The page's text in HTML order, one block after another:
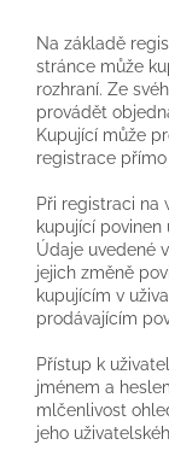
Na základě
stránce může
rozhraní. Ze
provádět
Kupující může
registrace
Při registraci na
kupující
Údaje uvedené
jejich změně
kupujícím v
prodávajícím
Přístup k
jménem a
mlčenlivost
jeho